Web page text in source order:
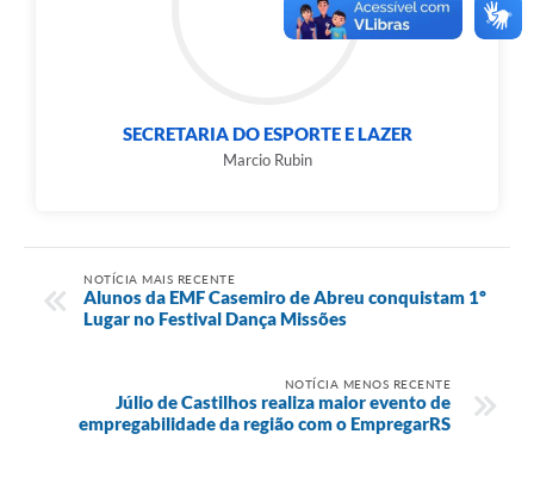
SECRETARIA DO ESPORTE E LAZER
Marcio Rubin
NOTÍCIA MAIS RECENTE
Alunos da EMF Casemiro de Abreu conquistam 1º
Lugar no Festival Dança Missões
NOTÍCIA MENOS RECENTE
Júlio de Castilhos realiza maior evento de
empregabilidade da região com o EmpregarRS